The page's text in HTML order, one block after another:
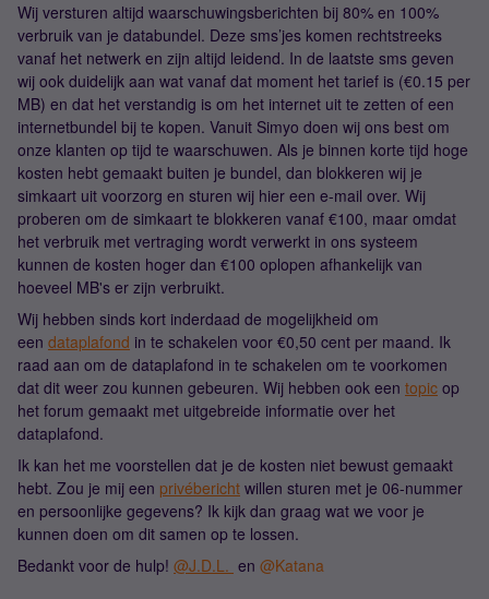
Wij versturen altijd waarschuwingsberichten bij 80% en 100%
verbruik van je databundel. Deze sms’jes komen rechtstreeks
vanaf het netwerk en zijn altijd leidend. In de laatste sms geven
wij ook duidelijk aan wat vanaf dat moment het tarief is (€0.15 per
MB) en dat het verstandig is om het internet uit te zetten of een
internetbundel bij te kopen. Vanuit Simyo doen wij ons best om
onze klanten op tijd te waarschuwen. Als je binnen korte tijd hoge
kosten hebt gemaakt buiten je bundel, dan blokkeren wij je
simkaart uit voorzorg en sturen wij hier een e-mail over. Wij
proberen om de simkaart te blokkeren vanaf €100, maar omdat
het verbruik met vertraging wordt verwerkt in ons systeem
kunnen de kosten hoger dan €100 oplopen afhankelijk van
hoeveel MB's er zijn verbruikt.
Wij hebben sinds kort inderdaad de mogelijkheid om
een dataplafond in te schakelen voor €0,50 cent per maand. Ik
raad aan om de dataplafond in te schakelen om te voorkomen
dat dit weer zou kunnen gebeuren. Wij hebben ook een topic op
het forum gemaakt met uitgebreide informatie over het
dataplafond.
Ik kan het me voorstellen dat je de kosten niet bewust gemaakt
hebt. Zou je mij een privébericht willen sturen met je 06-nummer
en persoonlijke gegevens? Ik kijk dan graag wat we voor je
kunnen doen om dit samen op te lossen.
Bedankt voor de hulp! @J.D.L. en @Katana